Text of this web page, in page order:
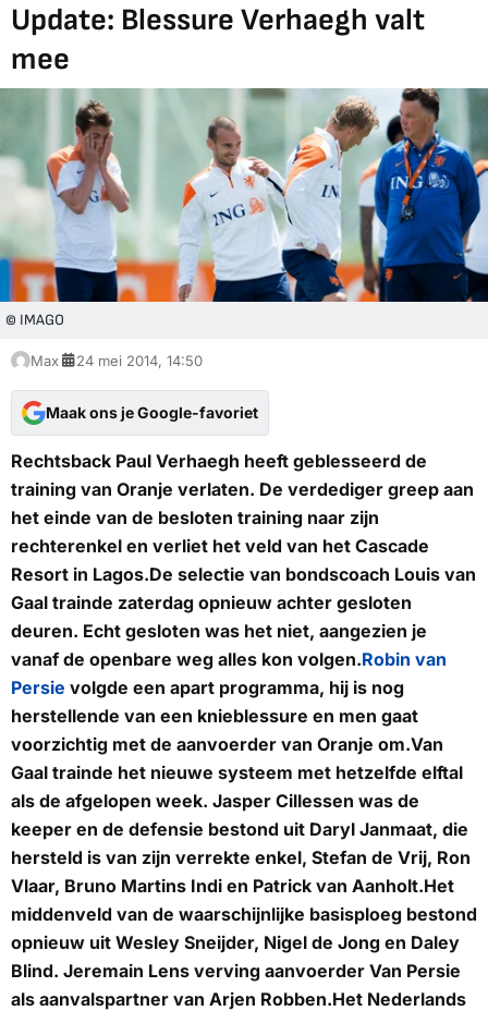
Update: Blessure Verhaegh valt
mee
© IMAGO
Max 24 mei 2014, 14:50
Maak ons je Google-favoriet
Rechtsback Paul Verhaegh heeft geblesseerd de
training van Oranje verlaten. De verdediger greep aan
het einde van de besloten training naar zijn
rechterenkel en verliet het veld van het Cascade
Resort in Lagos.De selectie van bondscoach Louis van
Gaal trainde zaterdag opnieuw achter gesloten
deuren. Echt gesloten was het niet, aangezien je
vanaf de openbare weg alles kon volgen.Robin van
Persie volgde een apart programma, hij is nog
herstellende van een knieblessure en men gaat
voorzichtig met de aanvoerder van Oranje om.Van
Gaal trainde het nieuwe systeem met hetzelfde elftal
als de afgelopen week. Jasper Cillessen was de
keeper en de defensie bestond uit Daryl Janmaat, die
hersteld is van zijn verrekte enkel, Stefan de Vrij, Ron
Vlaar, Bruno Martins Indi en Patrick van Aanholt.Het
middenveld van de waarschijnlijke basisploeg bestond
opnieuw uit Wesley Sneijder, Nigel de Jong en Daley
Blind. Jeremain Lens verving aanvoerder Van Persie
als aanvalspartner van Arjen Robben.Het Nederlands